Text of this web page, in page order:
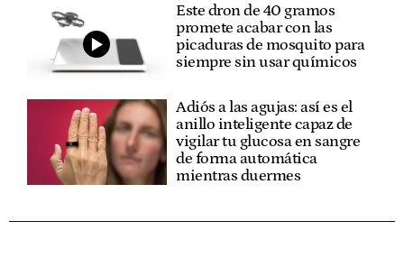
Este dron de 40 gramos
promete acabar con las
picaduras de mosquito para
siempre sin usar químicos
Adiós a las agujas: así es el
anillo inteligente capaz de
vigilar tu glucosa en sangre
de forma automática
mientras duermes